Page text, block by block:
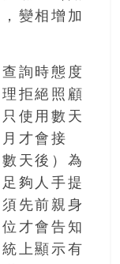
變相增加
詢時態度
拒絕照顧
使用數天
才會接
天後）為
夠人手提
先前親身
才會告知
上顯示有